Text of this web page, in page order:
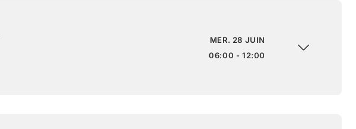
MER. 28 JUIN
06:00 - 12:00